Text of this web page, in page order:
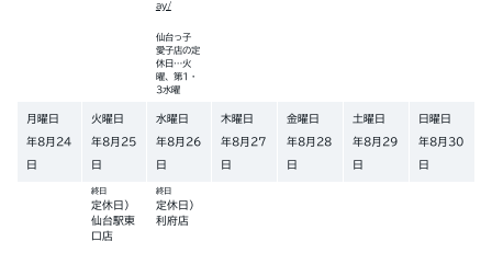
ay/
仙台っ子
愛子店の定
休日…火
曜、第1・
3水曜
月曜日
年8月 24
日
火曜日
年8月 25
日
終日
定休日）
仙台駅東
口店
水曜日
年8月 26
日
終日
定休日）
利府店
木曜日
年8月 27
日
金曜日
年8月 28
日
土曜日
年8月 29
日
日曜日
年8月 30
日